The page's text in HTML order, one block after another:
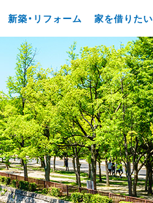
新築・リフォーム 家を借りたい